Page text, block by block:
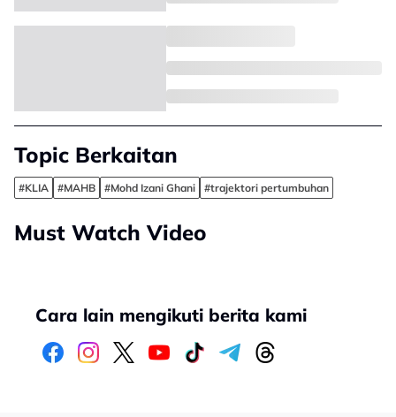
Topic Berkaitan
#KLIA #MAHB #Mohd Izani Ghani #trajektori pertumbuhan
Must Watch Video
Cara lain mengikuti berita kami